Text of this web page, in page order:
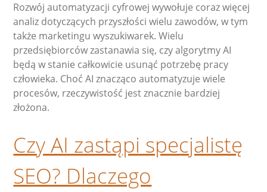
Rozwój automatyzacji cyfrowej wywołuje coraz więcej
analiz dotyczących przyszłości wielu zawodów, w tym
także marketingu wyszukiwarek. Wielu
przedsiębiorców zastanawia się, czy algorytmy AI
będą w stanie całkowicie usunąć potrzebę pracy
człowieka. Choć AI znacząco automatyzuje wiele
procesów, rzeczywistość jest znacznie bardziej
złożona.
Czy AI zastąpi specjalistę
SEO? Dlaczego